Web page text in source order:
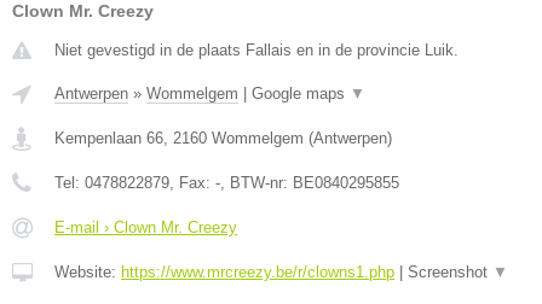
Clown Mr. Creezy
Niet gevestigd in de plaats Fallais en in de provincie Luik.
Antwerpen » Wommelgem Google maps ▼
Kempenlaan 66, 2160 Wommelgem (Antwerpen)
Tel: 0478822879, Fax: -, BTW-nr: BE0840295855
E-mail › Clown Mr. Creezy
Website: https://www.mrcreezy.be/r/clowns1.php Screenshot ▼